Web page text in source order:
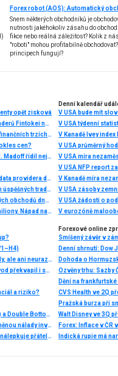
Snem některých obchodníků je
nutnosti jakéhokoliv zásahu do
fikce nebo reálná záležitost? Kolik z
"roboti" mohou profitabilně
principech fungují?
opět zisková
Léto v plném proudu, trhy také: Top 3 obchody traderů Fintokei na indexech a zlatě
Chamtivost a strach: Největší cenové pohyby na finančních trzích (červenec 2026)
cen?
Stvořil elitní klub, kde Ameriku obral o 65 miliard. Madoff řídil největší Ponzi dějin
Historická data, kde je získat, jak připojit svého data providera do MultiCharts a proč je budeme potřebovat? (4. díl)
Jak obchodují profíci: Fibonacci trading - systém úspěšných traderů
Burza v LA chtěla sesadit Wall Street. Místo ropných obchodů dnes místem duní basy
Ošidil hosty v restauraci a pak obral Ameriku o miliony. Nápad na obří podvod dostal Ponzi náhodou
Denní kalendář
V USA bude mít
V USA týdenní
V Kanadě Ivey index
V USA průměrný
V USA míra
V USA NFP report
V Kanadě míra
V USA zásoby
V USA žádosti o
V eurozóně
Akciová analýza: Výsledky McDonald’s nepotěšily, ale ani neurazily. Jakou vizi společnost prezentovala?
Akcie Microsoftu zlomily 26 let starý rekord. Důvod překvapil i samotné investory
a riziko?
Jak obchodovat formace Double Top (M pattern) a Double Bottom (W pattern)
NASDAQ po silném růstu koriguje. Co stojí za změnou nálady investorů?
INVESTIČNÍ GLOSA: Trump americký nákup jenů nálepkuje přátelstvím. Pravda je jinde
Forexové online
Smíšený závěr v
Dohoda o
Pražská burza při